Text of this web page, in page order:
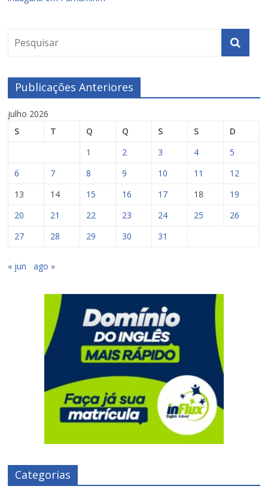
Publicações Anteriores
julho 2026
S
T Q Q S S
D
1
2 3 4
5
6
7 8 9 10 11
12
13
14 15 16 17 18
19
20
21 22 23 24 25
26
27
28 29 30 31
« jun ago »
Categorias